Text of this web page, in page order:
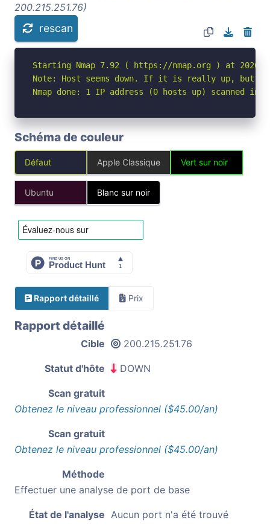
200.215.251.76)
rescan
Starting Nmap 7.92 ( https://nmap.org ) at 2026-
Note: Host seems down. If it is really up, but
Nmap done: 1 IP address (0 hosts up) scanned in
Schéma de couleur
Défaut Apple Classique Vert sur noir
Ubuntu Blanc sur noir
Rapport détaillé Prix
Rapport détaillé
Cible 200.215.251.76
Statut d'hôte DOWN
Scan gratuit
Obtenez le niveau professionnel ($45.00/an)
Scan gratuit
Obtenez le niveau professionnel ($45.00/an)
Méthode
Effectuer une analyse de port de base
État de l'analyse Aucun port n'a été trouvé